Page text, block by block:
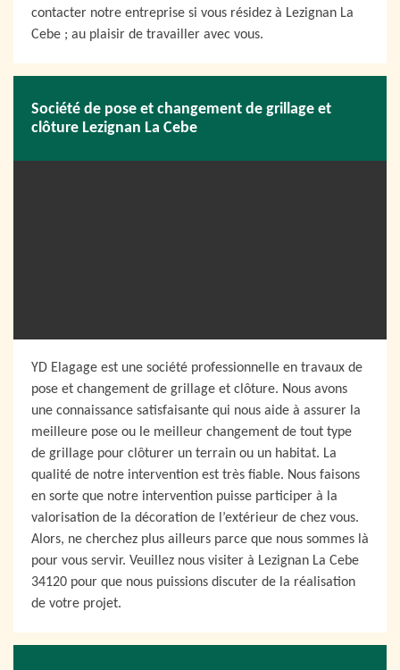
contacter notre entreprise si vous résidez à Lezignan La
Cebe ; au plaisir de travailler avec vous.
Société de pose et changement de grillage et
clôture Lezignan La Cebe
YD Elagage est une société professionnelle en travaux de
pose et changement de grillage et clôture. Nous avons
une connaissance satisfaisante qui nous aide à assurer la
meilleure pose ou le meilleur changement de tout type
de grillage pour clôturer un terrain ou un habitat. La
qualité de notre intervention est très fiable. Nous faisons
en sorte que notre intervention puisse participer à la
valorisation de la décoration de l’extérieur de chez vous.
Alors, ne cherchez plus ailleurs parce que nous sommes là
pour vous servir. Veuillez nous visiter à Lezignan La Cebe
34120 pour que nous puissions discuter de la réalisation
de votre projet.